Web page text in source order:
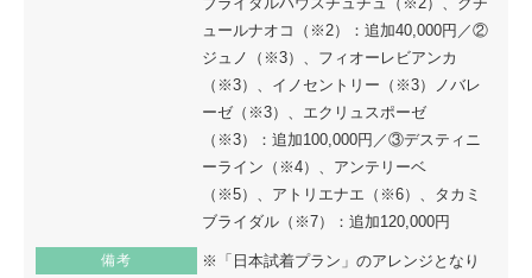
ュールナオコ（※2）：追加40,000円／②
ジュノ（※3）、フィオーレビアンカ
（※3）、イノセントリー（※3）ノバレ
ーゼ（※3）、エクリュスポーゼ
（※3）：追加100,000円／③デスティニ
ーライン（※4）、アンテリーベ
（※5）、アトリエナエ（※6）、タカミ
ブライダル（※7）：追加120,000円
備考
※「日本試着プラン」のアレンジとなり